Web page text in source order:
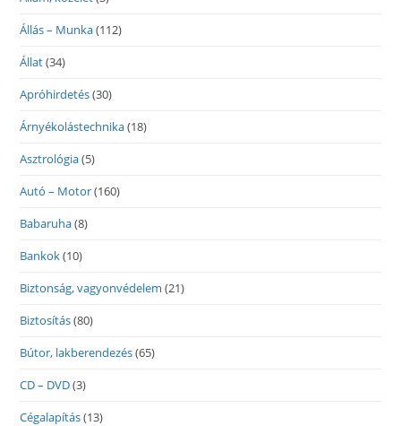
Állás – Munka(112)
Állat(34)
Apróhirdetés(30)
Árnyékolástechnika(18)
Asztrológia(5)
Autó – Motor(160)
Babaruha(8)
Bankok(10)
Biztonság, vagyonvédelem (21)
Biztosítás(80)
Bútor, lakberendezés(65)
CD – DVD(3)
Cégalapítás(13)